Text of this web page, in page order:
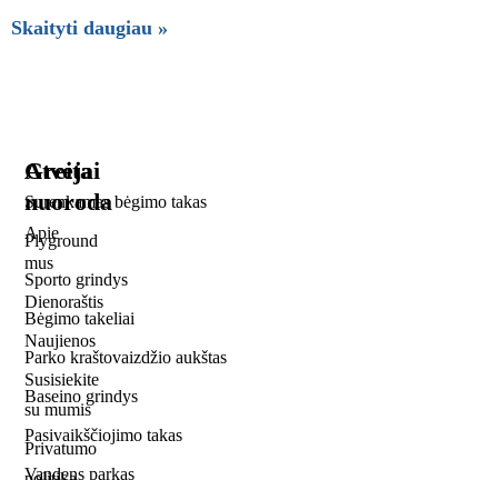
Skaityti daugiau »
Greita
nuoroda
Apie
mus
Dienoraštis
Naujienos
Susisiekite
su mumis
Privatumo
Atvejai
Surenkamas bėgimo takas
Plyground
Sporto grindys
Bėgimo takeliai
Parko kraštovaizdžio aukštas
Baseino grindys
Pasivaikščiojimo takas
Vandens parkas